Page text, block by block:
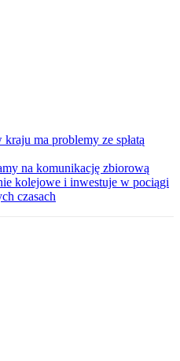
ma problemy ze spłatą
na komunikację zbiorową
kolejowe i inwestuje w pociągi
czasach